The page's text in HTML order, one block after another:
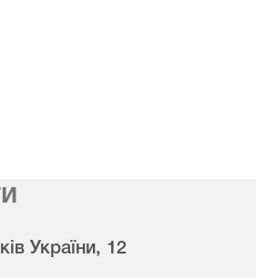
України, 12